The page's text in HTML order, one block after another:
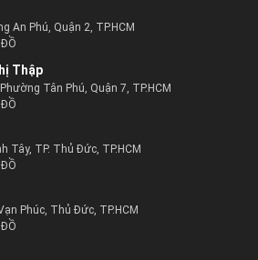
An Phú, Quận 2, TP.HCM
Thập
Tân Phú, Quận 7, TP.HCM
Tây, TP. Thủ Đức, TP.HCM
Phúc, Thủ Đức, TP.HCM